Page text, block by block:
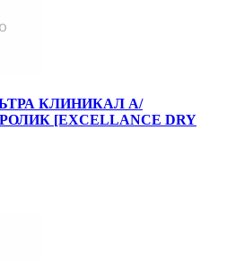
КЛИНИКАЛ А/
[EXCELLANCE DRY